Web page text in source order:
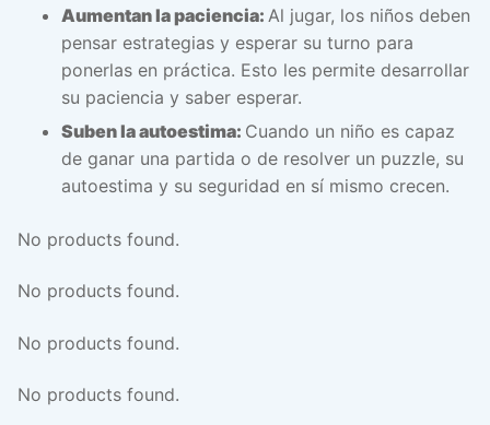
Aumentan la paciencia: Al jugar, los niños deben
pensar estrategias y esperar su turno para
ponerlas en práctica. Esto les permite desarrollar
su paciencia y saber esperar.
Suben la autoestima: Cuando un niño es capaz
de ganar una partida o de resolver un puzzle, su
autoestima y su seguridad en sí mismo crecen.
No products found.
No products found.
No products found.
No products found.